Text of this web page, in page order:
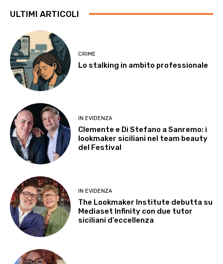
ULTIMI ARTICOLI
CRIME
Lo stalking in ambito professionale
IN EVIDENZA
Clemente e Di Stefano a Sanremo: i
lookmaker siciliani nel team beauty
del Festival
IN EVIDENZA
The Lookmaker Institute debutta su
Mediaset Infinity con due tutor
siciliani d’eccellenza